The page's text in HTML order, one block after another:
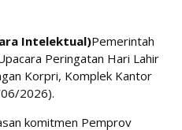
Intelektual)Pemerintah
Peringatan Hari Lahir
Korpri, Komplek Kantor
2026).
komitmen Pemprov